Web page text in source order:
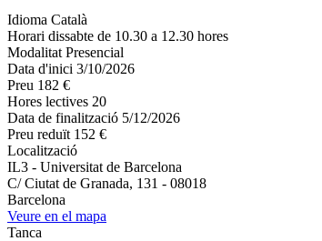
Idioma Català
Horari dissabte de 10.30 a 12.30 hores
Modalitat Presencial
Data d'inici 3/10/2026
Preu 182 €
Hores lectives 20
Data de finalització 5/12/2026
Preu reduït 152 €
Localització
IL3 - Universitat de Barcelona
C/ Ciutat de Granada, 131 - 08018
Barcelona
Veure en el mapa
Tanca